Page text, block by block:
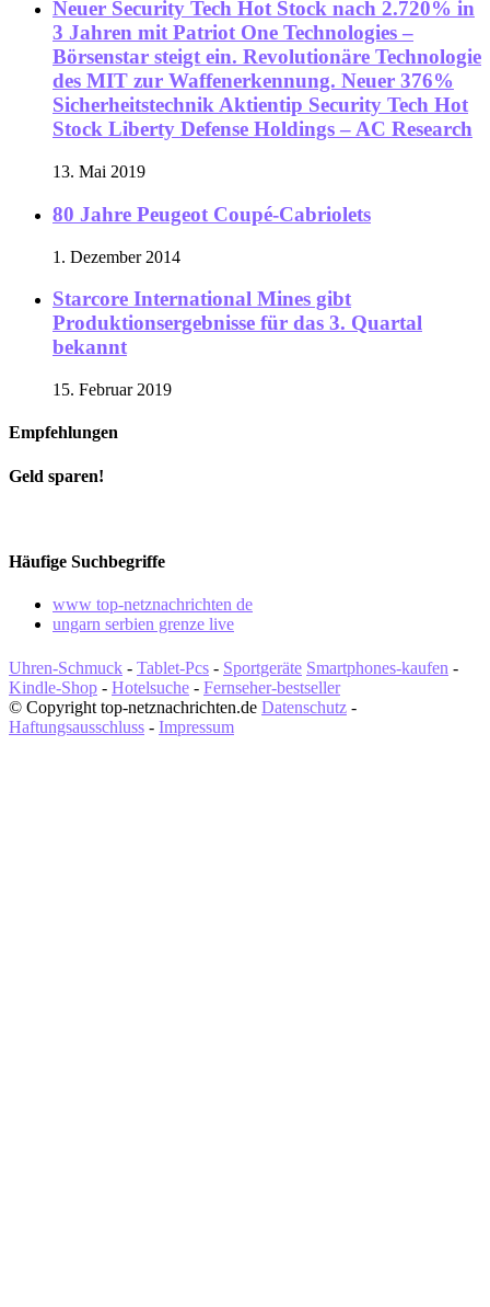
Neuer Security Tech Hot Stock nach 2.720% in
3 Jahren mit Patriot One Technologies –
Börsenstar steigt ein. Revolutionäre Technologie
des MIT zur Waffenerkennung. Neuer 376%
Sicherheitstechnik Aktientip Security Tech Hot
Stock Liberty Defense Holdings – AC Research
13. Mai 2019
80 Jahre Peugeot Coupé-Cabriolets
1. Dezember 2014
Starcore International Mines gibt
Produktionsergebnisse für das 3. Quartal
bekannt
15. Februar 2019
Empfehlungen
Geld sparen!
Häufige Suchbegriffe
www top-netznachrichten de
ungarn serbien grenze live
Uhren-Schmuck - Tablet-Pcs - Sportgeräte Smartphones-kaufen -
Kindle-Shop - Hotelsuche - Fernseher-bestseller
© Copyright top-netznachrichten.de Datenschutz -
Haftungsausschluss - Impressum